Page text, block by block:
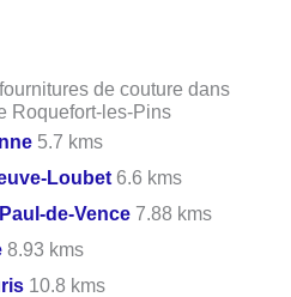
de couture dans
Roquefort-les-Pins
5.7 kms
Loubet 6.6 kms
de-Vence 7.88 kms
8.93 kms
10.8 kms